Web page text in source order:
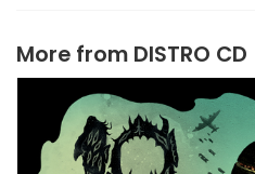
More from DISTRO CD